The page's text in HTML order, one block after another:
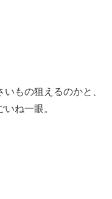
もの狙えるのかと、
ね一眼。